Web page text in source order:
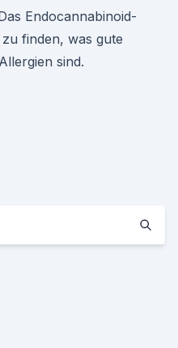
Endocannabinoid-
finden, was gute
sind.